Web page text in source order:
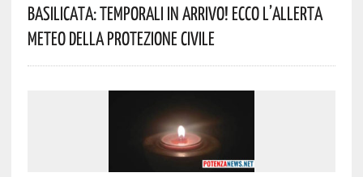
Basilicata: Temporali In Arrivo! Ecco L’allerta
Meteo Della Protezione Civile